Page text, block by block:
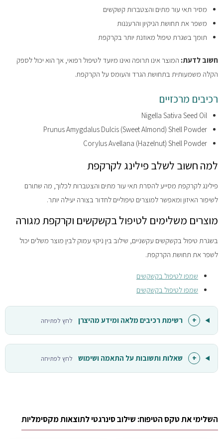
השלימי את טקס הטיפוח: שילוב סינרגטי לתוצאות מקסימליות
מסיר תאי עור מתים והצטברות קשקשים
משפר את תחושת הניקיון והרעננות
תומך בשגרת טיפול מאוזנת יותר בקרקפת
חשוב לדעת: המוצר אינו תרופה ואינו מיועד לטיפול רפואי, אך הוא יכול לספק
הקלה משמעותית בתחושת הגרד והעומס על הקרקפת.
רכיבים מרכזיים
Nigella Sativa Seed Oil
Prunus Amygdalus Dulcis (Sweet Almond) Shell Powder
Corylus Avellana (Hazelnut) Shell Powder
למה חשוב לשלב פילינג לקרקפת
פילינג לקרקפת מסייע להסרת תאי עור מתים והצטברות לכלוך, מה שתורם
לשיפור האיזון ומאפשר למוצרים טיפוליים לחדור בצורה יעילה יותר.
מוצרים משלימים לטיפול בקשקשים וקרקפת מגורה
בשגרת טיפול בקשקשים עקשניים, שילוב בין ניקוי עמוק לבין מוצר משלים יכול
לשפר את תחושת הקרקפת.
שמפו לטיפול בקשקשים
שמפו לטיפול בקשקשים
+ רשימת רכיבים מלאה ומידע מהיצרן לחץ לפתיחה
+ שאלות ותשובות על התאמה ושימוש לחץ לפתיחה